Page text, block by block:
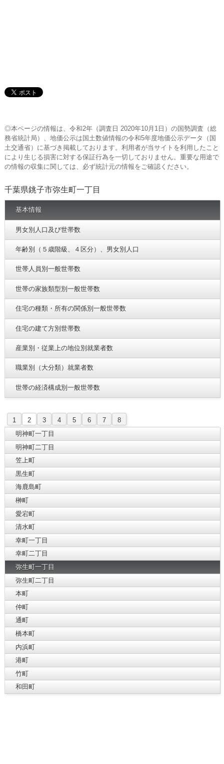
◎本ページの情報は、令和2年（調査日 2020年10月1日）の国勢調査（総
務省統計局）、地価公示は国土数値情報の令和5年度地価公示データ（国
土交通省）に基づき掲載しております。利用者が当サイトを利用したこと
により生じる損害に対する保証行為を一切しておりません。重要な用途で
の情報の収集に関しては、必ず統計元の情報をご確認ください。
千葉県銚子市弥生町一丁目
基本情報
男女別人口及び世帯数
年齢別（５歳階級、４区分）、男女別人口
世帯人員別一般世帯数
世帯の家族類型別一般世帯数
住宅の種類・所有の関係別一般世帯数
住宅の建て方別世帯数
産業別・従業上の地位別就業者数
職業別（大分類）就業者数
世帯の経済構成別一般世帯数
1 2 3 4 5 6 7
8
明神町一丁目
明神町二丁目
笠上町
黒生町
海鹿島町
榊町
愛宕町
清水町
幸町一丁目
幸町二丁目
弥生町一丁目
弥生町二丁目
本町
仲町
通町
橋本町
内浜町
港町
竹町
和田町